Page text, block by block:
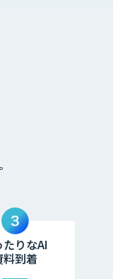
たりなAI
料到着